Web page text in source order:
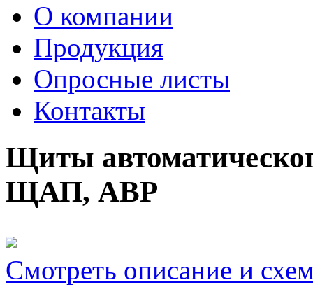
О компании
Продукция
Опросные листы
Контакты
Щиты
ЩАП, АВР
Смотреть описание и